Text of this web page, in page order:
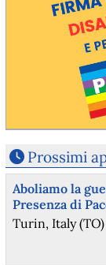
Prossimi
Aboliamo la
Presenza di
Turin, Italy (TO)